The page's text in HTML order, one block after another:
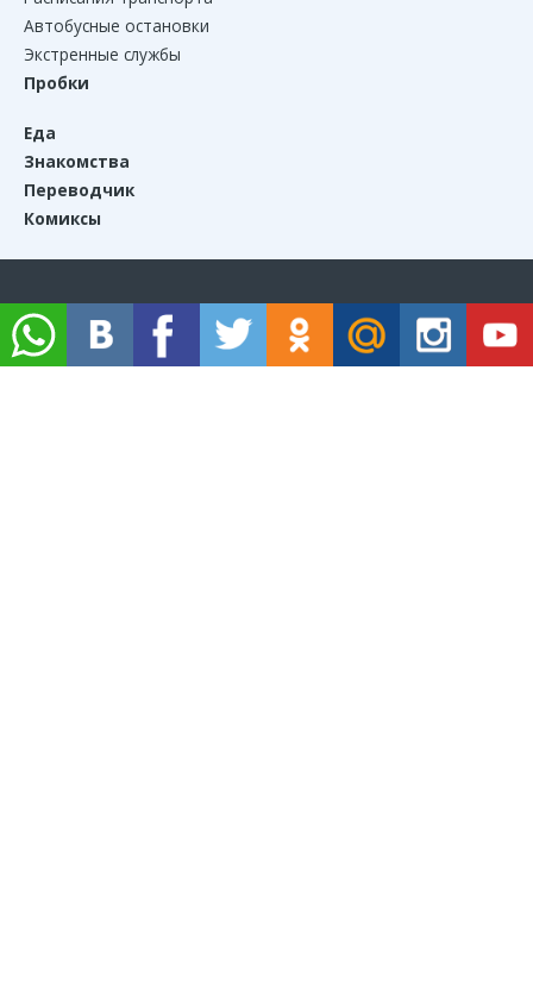
Автобусные остановки
Экстренные службы
Пробки
Еда
Знакомства
Переводчик
Комиксы